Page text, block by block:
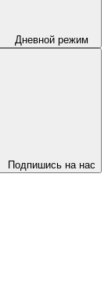
Дневной режим
Подпишись на нас